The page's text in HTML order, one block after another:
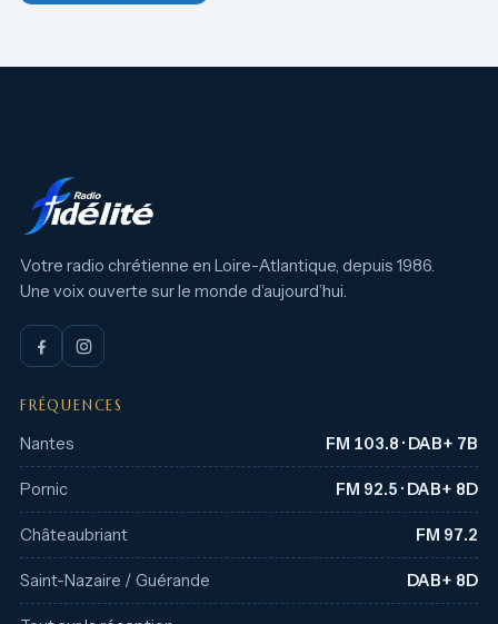
Votre radio chrétienne en Loire-Atlantique, depuis 1986.
Une voix ouverte sur le monde d’aujourd’hui.
FRÉQUENCES
Nantes FM 103.8 · DAB+ 7B
Pornic FM 92.5 · DAB+ 8D
Châteaubriant FM 97.2
Saint-Nazaire / Guérande DAB+ 8D